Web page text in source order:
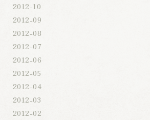
2012-10
2012-09
2012-08
2012-07
2012-06
2012-05
2012-04
2012-03
2012-02